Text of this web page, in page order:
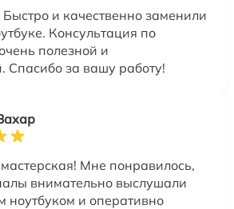
и качественно заменили
Консультация по
полезной и
Спасибо за вашу работу!
Мне понравилось,
внимательно выслушали
ноутбуком и оперативно